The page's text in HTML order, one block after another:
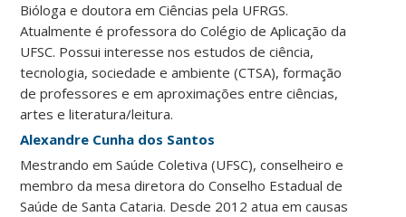
Bióloga e doutora em Ciências pela UFRGS.
Atualmente é professora do Colégio de Aplicação da
UFSC. Possui interesse nos estudos de ciência,
tecnologia, sociedade e ambiente (CTSA), formação
de professores e em aproximações entre ciências,
artes e literatura/leitura.
Alexandre Cunha dos Santos
Mestrando em Saúde Coletiva (UFSC), conselheiro e
membro da mesa diretora do Conselho Estadual de
Saúde de Santa Cataria. Desde 2012 atua em causas